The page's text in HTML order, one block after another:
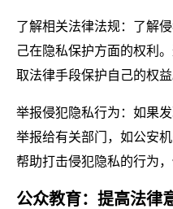
了解相关法律法规：了解
己在隐私保护方面的权利
取法律手段保护自己的权益
举报侵犯隐私行为：如果
举报给有关部门，如公安
帮助打击侵犯隐私的行为
公众教育：提高法律